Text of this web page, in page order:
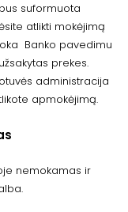
suformuota
atlikti mokėjimą
Banko pavedimu
prekes.
administracija
apmokėjimą.
nemokamas ir